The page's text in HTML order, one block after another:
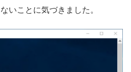
いことに気づきました。